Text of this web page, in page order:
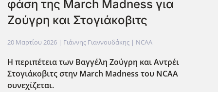
φάση της March Madness για
Ζούγρη και Στογιάκοβιτς
20 Μαρτίου 2026 | Γιάννης Γιαννουδάκης | NCAA
Η περιπέτεια των Βαγγέλη Ζούγρη και Αντρέι
Στογιάκοβιτς στην March Madness του NCAA
συνεχίζεται.